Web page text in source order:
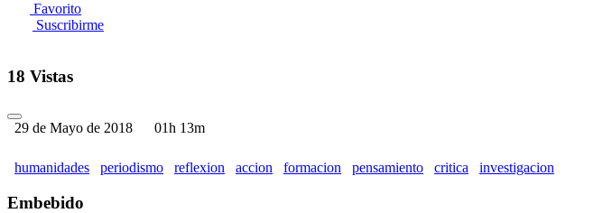
Favorito
Suscribirme
18 Vistas
29 de Mayo de 2018 01h 13m
humanidades periodismo reflexion accion formacion pensamiento critica investigacion
Embebido